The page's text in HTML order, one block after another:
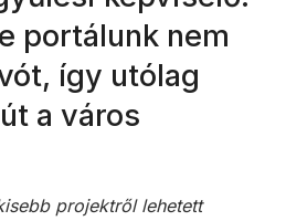
portálunk nem
így utólag
a város
projektről lehetett